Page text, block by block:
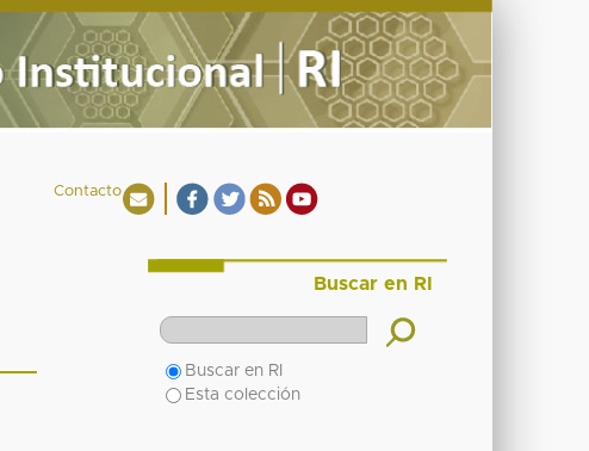
Contacto
Buscar en RI
Buscar en RI
Esta colección